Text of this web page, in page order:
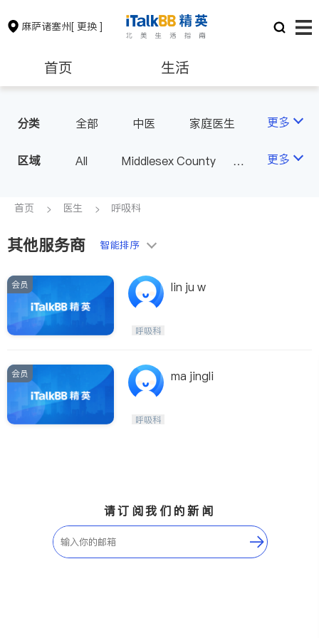
麻萨诸塞州[ 更换 ]
首页 生活
保险理财 房地产租售
银行贷款
建筑装修
非盈利组织
分类 全部 中医
家庭医生
眼科
妇科
儿科
肠胃肝脏科
麻醉科
医生-其它
内分泌科
更多
区域 All
Middlesex County
Norfolk County - Quincy
更多
首页 医生 呼吸科
其他服务商 智能排序
会员 lin ju w
呼吸科
会员 ma jingli
呼吸科
请订阅我们的新闻